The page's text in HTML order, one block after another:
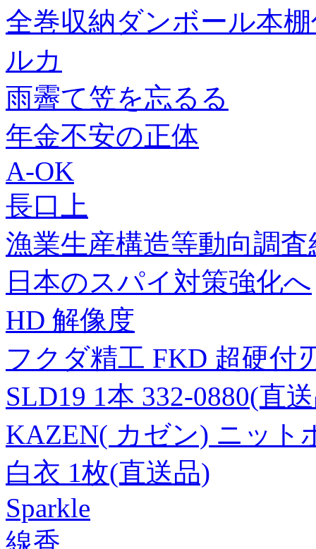
全巻収納ダンボール本
ルカ
雨霽て笠を忘るる
年金不安の正体
A-OK
長口上
漁業生産構造等動向調査
日本のスパイ対策強化へ
HD 解像度
フクダ精工 FKD 超硬付
SLD19 1本 332-0880(直
KAZEN( カゼン) ニット
白衣 1枚(直送品)
Sparkle
線香